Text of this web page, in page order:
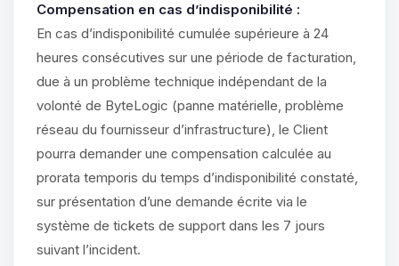
Compensation en cas d’indisponibilité :
En cas d’indisponibilité cumulée supérieure à 24
heures consécutives sur une période de facturation,
due à un problème technique indépendant de la
volonté de ByteLogic (panne matérielle, problème
réseau du fournisseur d’infrastructure), le Client
pourra demander une compensation calculée au
prorata temporis du temps d’indisponibilité constaté,
sur présentation d’une demande écrite via le
système de tickets de support dans les 7 jours
suivant l’incident.